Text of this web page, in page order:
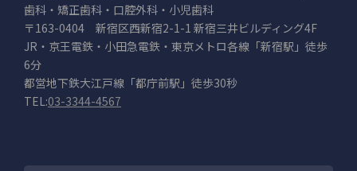
歯科・矯正歯科・口腔外科・小児歯科
〒163-0404 新宿区西新宿2-1-1 新宿三井ビルディング4F
JR・京王電鉄・小田急電鉄・東京メトロ各線「新宿駅」徒歩
6分
都営地下鉄大江戸線「都庁前駅」徒歩30秒
TEL:03-3344-4567